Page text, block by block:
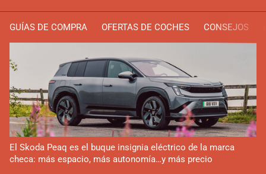
GUÍAS DE COMPRA OFERTAS DE COCHES CONSEJOS
El Skoda Peaq es el buque insignia eléctrico de la marca
checa: más espacio, más autonomía…y más precio